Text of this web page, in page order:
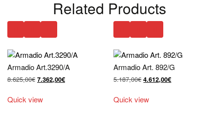
Related Products
Armadio Art.3290/A
8.625,00€ Il
originale
era:
7.362,00€Il
Quick view
Armadio Art. 892/G
5.187,00€Il
originale
era:
4.612,00€Il
Quick view